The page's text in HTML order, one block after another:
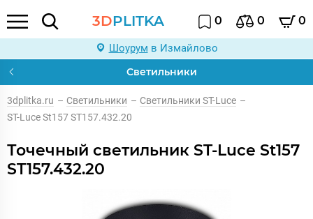
3DPLITKA 0 0 0
Шоурум в Измайлово
Светильники
3dplitka.ru – Светильники – Светильники ST-Luce –
ST-Luce St157 ST157.432.20
Точечный светильник ST-Luce St157
ST157.432.20